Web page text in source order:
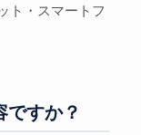
ト・スマートフ
ですか？